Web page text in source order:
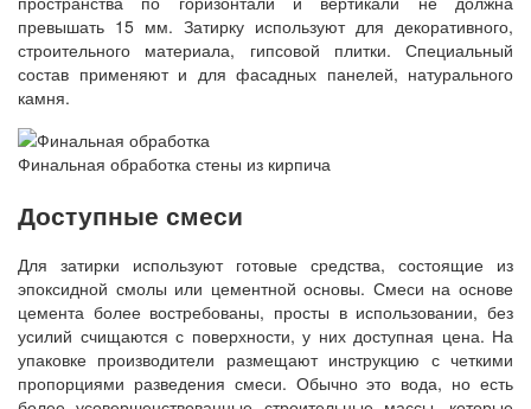
превышать 15 мм. Затирку используют для декоративного,
строительного материала, гипсовой плитки. Специальный
состав применяют и для фасадных панелей, натурального
камня.
Финальная обработка стены из кирпича
Доступные смеси
Для затирки используют готовые средства, состоящие из
эпоксидной смолы или цементной основы. Смеси на основе
цемента более востребованы, просты в использовании, без
усилий счищаются с поверхности, у них доступная цена. На
упаковке производители размещают инструкцию с четкими
пропорциями разведения смеси. Обычно это вода, но есть